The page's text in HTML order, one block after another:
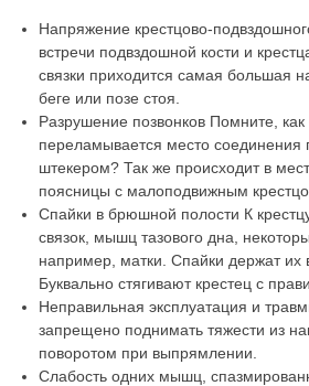
Напряжение крестцово-
встречи подвздошной кости и
связки приходится самая большая
беге или позе стоя.
Разрушение позвонков Помните,
переламывается место соединения
штекером? Так же происходит в
поясницы с малоподвижным
Спайки в брюшной полости К
связок, мышц тазового дна,
например, матки. Спайки держат их
Буквально стягивают крестец с
Неправильная эксплуатация и
запрещено поднимать тяжести из
поворотом при выпрямлении.
Слабость одних мышц,